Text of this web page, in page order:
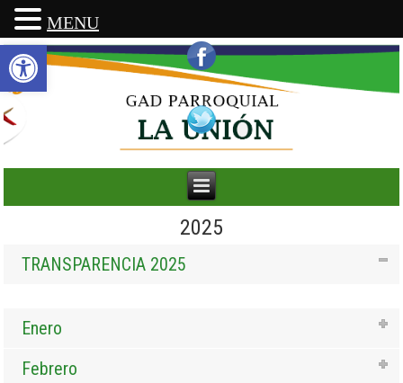
Abrir barra de herramientas
2025
TRANSPARENCIA 2025
Enero
Febrero
MENU